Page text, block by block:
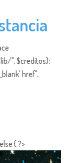
", $creditos);
href",
{ ?>